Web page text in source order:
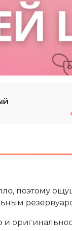
поэтому
и